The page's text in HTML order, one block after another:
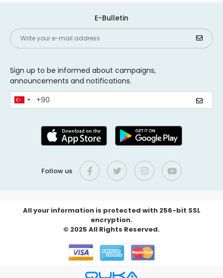
E-Bulletin
Sign up to be informed about campaigns,
announcements and notifications.
Follow us
All your information is protected with 256-bit SSL
encryption.
© 2025 All Rights Reserved.